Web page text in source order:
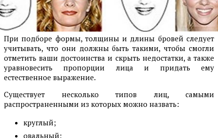
При подборе формы, толщины и длины бровей следует
учитывать, что они должны быть такими, чтобы смогли
отметить ваши достоинства и скрыть недостатки, а также
уравновесить пропорции лица и придать ему
естественное выражение.
Существует несколько типов лиц, самыми
распространенными из которых можно назвать:
круглый;
овальный;